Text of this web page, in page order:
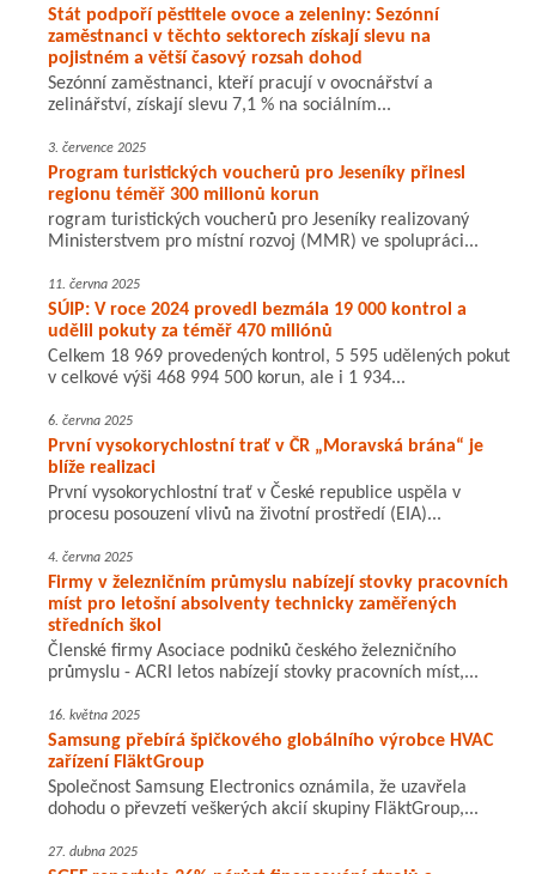
Stát podpoří pěstitele ovoce a zeleniny: Sezónní
zaměstnanci v těchto sektorech získají slevu na
pojistném a větší časový rozsah dohod
Sezónní zaměstnanci, kteří pracují v ovocnářství a
zelinářství, získají slevu 7,1 % na sociálním...
3. července 2025
Program turistických voucherů pro Jeseníky přinesl
regionu téměř 300 milionů korun
rogram turistických voucherů pro Jeseníky realizovaný
Ministerstvem pro místní rozvoj (MMR) ve spolupráci...
11. června 2025
SÚIP: V roce 2024 provedl bezmála 19 000 kontrol a
udělil pokuty za téměř 470 miliónů
Celkem 18 969 provedených kontrol, 5 595 udělených pokut
v celkové výši 468 994 500 korun, ale i 1 934...
6. června 2025
První vysokorychlostní trať v ČR „Moravská brána“ je
blíže realizaci
První vysokorychlostní trať v České republice uspěla v
procesu posouzení vlivů na životní prostředí (EIA)...
4. června 2025
Firmy v železničním průmyslu nabízejí stovky pracovních
míst pro letošní absolventy technicky zaměřených
středních škol
Členské firmy Asociace podniků českého železničního
průmyslu - ACRI letos nabízejí stovky pracovních míst,...
16. května 2025
Samsung přebírá špičkového globálního výrobce HVAC
zařízení FläktGroup
Společnost Samsung Electronics oznámila, že uzavřela
dohodu o převzetí veškerých akcií skupiny FläktGroup,...
27. dubna 2025